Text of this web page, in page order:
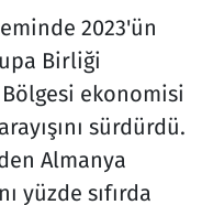
2023'ün
Birliği
ekonomisi
sürdürdü.
Almanya
yüzde sıfırda